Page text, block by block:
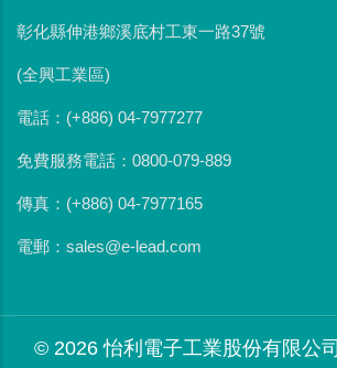
彰化縣伸港鄉溪底村工東一路37號
(全興工業區)
電話：(+886) 04-7977277
免費服務電話：0800-079-889
傳真：(+886) 04-7977165
電郵：sales@e-lead.com
© 2026 怡利電子工業股份有限公司